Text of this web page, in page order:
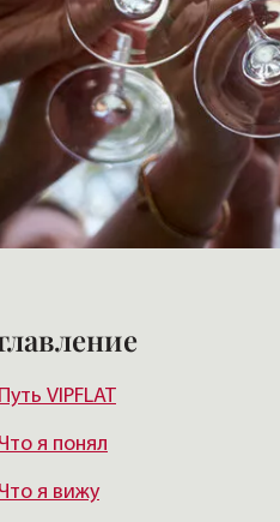
Путь VIPFLAT
Что я понял
Что я вижу